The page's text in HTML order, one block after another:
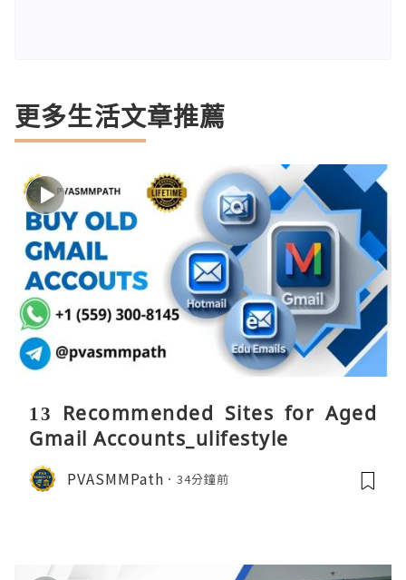
更多生活文章推薦
13 Recommended Sites for Aged
Gmail Accounts_ulifestyle
PVASMMPath 34分鐘前